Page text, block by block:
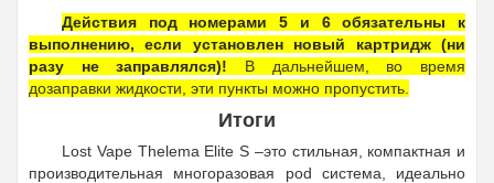
Действия под номерами 5 и 6 обязательны к
выполнению, если установлен новый картридж (ни
разу не заправлялся)! В дальнейшем, во время
дозаправки жидкости, эти пункты можно пропустить.
Итоги
Lost Vape Thelema Elite S –это стильная, компактная и
производительная многоразовая pod система, идеально